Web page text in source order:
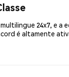
24x7, e a
é altamente